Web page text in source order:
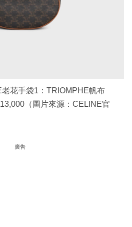
花手袋1：TRIOMPHE帆布
（圖片來源：CELINE官
廣告